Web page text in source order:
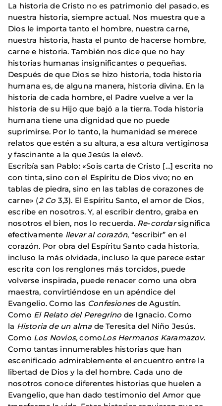
La historia de Cristo no es patrimonio del pasado, es
nuestra historia, siempre actual. Nos muestra que a
Dios le importa tanto el hombre, nuestra carne,
nuestra historia, hasta el punto de hacerse hombre,
carne e historia. También nos dice que no hay
historias humanas insignificantes o pequeñas.
Después de que Dios se hizo historia, toda historia
humana es, de alguna manera, historia divina. En la
historia de cada hombre, el Padre vuelve a ver la
historia de su Hijo que bajó a la tierra. Toda historia
humana tiene una dignidad que no puede
suprimirse. Por lo tanto, la humanidad se merece
relatos que estén a su altura, a esa altura vertiginosa
y fascinante a la que Jesús la elevó.
Escribía san Pablo: «Sois carta de Cristo […] escrita no
con tinta, sino con el Espíritu de Dios vivo; no en
tablas de piedra, sino en las tablas de corazones de
carne» (2 Co 3,3). El Espíritu Santo, el amor de Dios,
escribe en nosotros. Y, al escribir dentro, graba en
nosotros el bien, nos lo recuerda. Re-cordarsignifica
efectivamente llevar al corazón, “escribir” en el
corazón. Por obra del Espíritu Santo cada historia,
incluso la más olvidada, incluso la que parece estar
escrita con los renglones más torcidos, puede
volverse inspirada, puede renacer como una obra
maestra, convirtiéndose en un apéndice del
Evangelio. Como las Confesionesde Agustín.
Como El Relato del Peregrino de Ignacio. Como
la Historia de un alma de Teresita del Niño Jesús.
Como Los Novios, comoLos Hermanos Karamazov.
Como tantas innumerables historias que han
escenificado admirablemente el encuentro entre la
libertad de Dios y la del hombre. Cada uno de
nosotros conoce diferentes historias que huelen a
Evangelio, que han dado testimonio del Amor que